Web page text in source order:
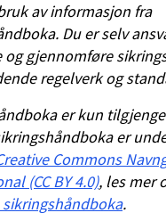
av informasjon fra
Du er selv
og gjennomføre
regelverk og
er kun
er
Commons
(CC BY 4.0), les mer
sikringshåndboka.